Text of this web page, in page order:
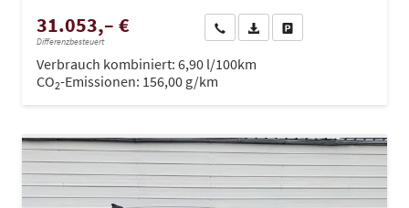
31.053,– €
Differenzbesteuert
Wir rufen Sie anPDF-Datei, Fahrzeugexposé
Verbrauch kombiniert: 6,90 l/100km
CO2-Emissionen: 156,00 g/km